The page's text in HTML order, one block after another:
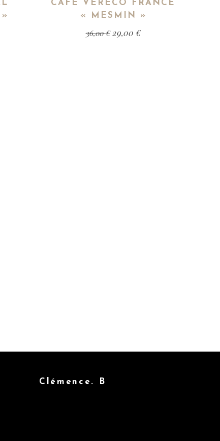
CAFÉ VERECO FRANCE
« MESMIN »
36,00€ 29,00 €
Clémence. B